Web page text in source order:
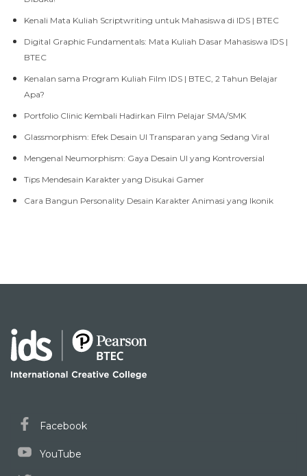
Kenali Mata Kuliah Scriptwriting untuk Mahasiswa di IDS | BTEC
Digital Graphic Fundamentals: Mata Kuliah Dasar Mahasiswa IDS |
BTEC
Kenalan sama Program Kuliah Film IDS | BTEC, 2 Tahun Belajar
Apa?
Portfolio Clinic Kembali Hadirkan Film Pelajar SMA/SMK
Glassmorphism: Efek Desain UI Transparan yang Sedang Viral
Mengenal Neumorphism: Gaya Desain UI yang Kontroversial
Tips Mendesain Karakter yang Disukai Gamer
Cara Bangun Personality Desain Karakter Animasi yang Ikonik
Facebook
YouTube